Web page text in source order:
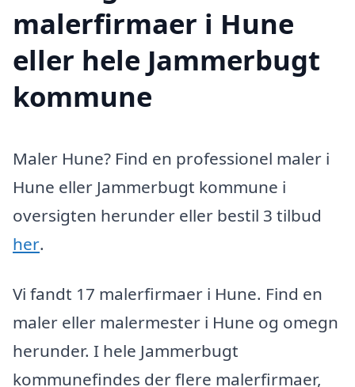
malerfirmaer i Hune
eller hele Jammerbugt
kommune
Maler Hune? Find en professionel maler i
Hune eller Jammerbugt kommune i
oversigten herunder eller bestil 3 tilbud
her.
Vi fandt 17 malerfirmaer i Hune. Find en
maler eller malermester i Hune og omegn
herunder. I hele Jammerbugt
kommunefindes der flere malerfirmaer,